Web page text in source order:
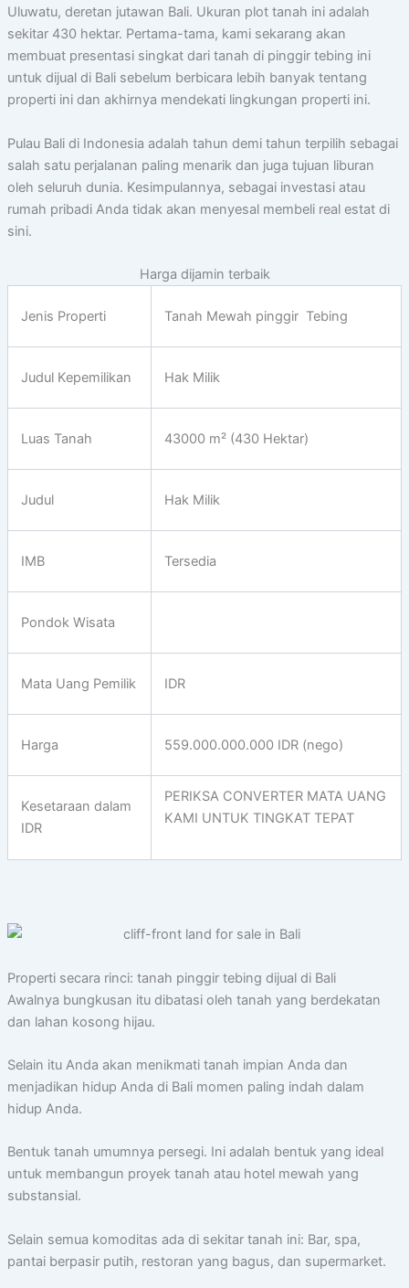
Uluwatu, deretan jutawan Bali. Ukuran plot tanah ini adalah
sekitar 430 hektar. Pertama-tama, kami sekarang akan
membuat presentasi singkat dari tanah di pinggir tebing ini
untuk dijual di Bali sebelum berbicara lebih banyak tentang
properti ini dan akhirnya mendekati lingkungan properti ini.
Pulau Bali di Indonesia adalah tahun demi tahun terpilih sebagai
salah satu perjalanan paling menarik dan juga tujuan liburan
oleh seluruh dunia. Kesimpulannya, sebagai investasi atau
rumah pribadi Anda tidak akan menyesal membeli real estat di
sini.
Harga dijamin terbaik
Jenis Properti Tanah Mewah pinggir Tebing
Judul Kepemilikan Hak Milik
Luas Tanah 43000 m² (430 Hektar)
Judul Hak Milik
IMB Tersedia
Pondok Wisata
Mata Uang Pemilik IDR
Harga 559.000.000.000 IDR (nego)
Kesetaraan dalam
IDR
PERIKSA CONVERTER MATA UANG
KAMI UNTUK TINGKAT TEPAT
Properti secara rinci: tanah pinggir tebing dijual di Bali
Awalnya bungkusan itu dibatasi oleh tanah yang berdekatan
dan lahan kosong hijau.
Selain itu Anda akan menikmati tanah impian Anda dan
menjadikan hidup Anda di Bali momen paling indah dalam
hidup Anda.
Bentuk tanah umumnya persegi. Ini adalah bentuk yang ideal
untuk membangun proyek tanah atau hotel mewah yang
substansial.
Selain semua komoditas ada di sekitar tanah ini: Bar, spa,
pantai berpasir putih, restoran yang bagus, dan supermarket.